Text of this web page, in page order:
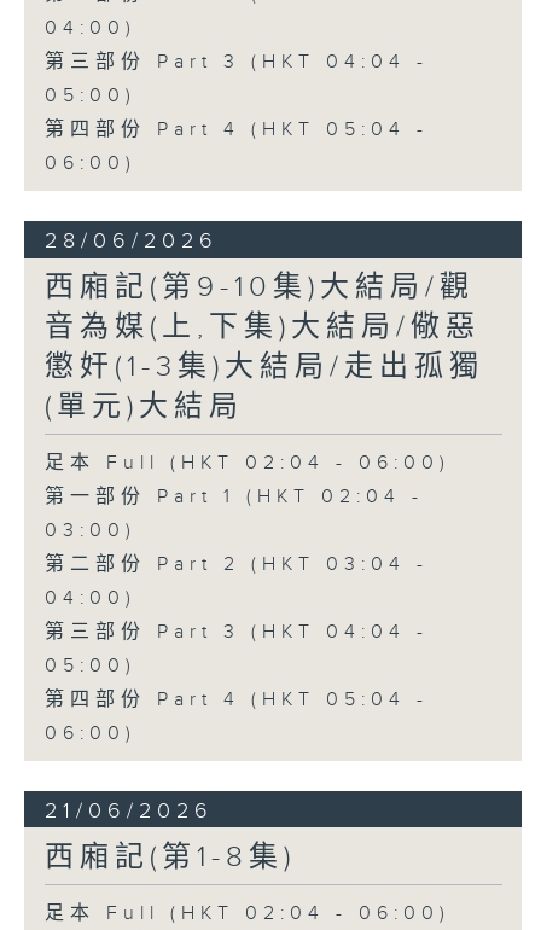
04:00)
第三部份 Part 3 (HKT 04:04 -
05:00)
第四部份 Part 4 (HKT 05:04 -
06:00)
28/06/2026
西廂記(第9-10集)大結局/觀
音為媒(上,下集)大結局/儆惡
懲奸(1-3集)大結局/走出孤獨
(單元)大結局
足本 Full (HKT 02:04 - 06:00)
第一部份 Part 1 (HKT 02:04 -
03:00)
第二部份 Part 2 (HKT 03:04 -
04:00)
第三部份 Part 3 (HKT 04:04 -
05:00)
第四部份 Part 4 (HKT 05:04 -
06:00)
21/06/2026
西廂記(第1-8集)
足本 Full (HKT 02:04 - 06:00)